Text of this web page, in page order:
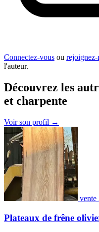
Connectez-vous ou rejoignez-
l'auteur.
Découvrez les
et charpente
Voir son profil →
vente
Plateaux de frêne